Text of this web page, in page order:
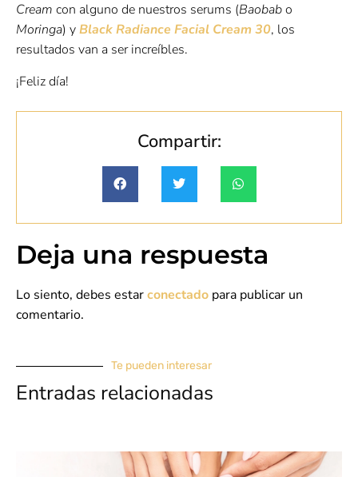
Cream con alguno de nuestros serums (Baobabo
Moringa) yBlack Radiance Facial Cream 30, los
resultados van a ser increíbles.
¡Feliz día!
Compartir:
Deja una respuesta
Lo siento, debes estarconectado para publicar un
comentario.
Te pueden interesar
Entradas relacionadas